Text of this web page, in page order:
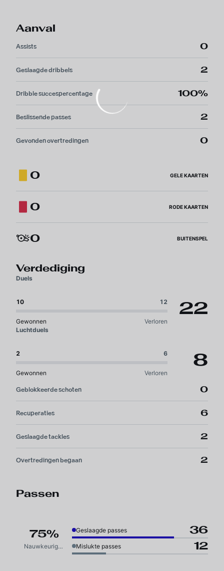
Aanval
Assists 0
Geslaagde dribbels 2
Dribble succespercentage 100%
Beslissende passes 2
Gevonden overtredingen 0
0 GELE KAARTEN
0 RODE KAARTEN
0 BUITENSPEL
Verdediging
Duels
10 12
Gewonnen Verloren
22
Luchtduels
2 6
Gewonnen Verloren
8
Geblokkeerde schoten 0
Recuperaties 6
Geslaagde tackles 2
Overtredingen begaan 2
Passen
75%
Nauwkeurigheid
Geslaagde passes 36
Mislukte passes 12